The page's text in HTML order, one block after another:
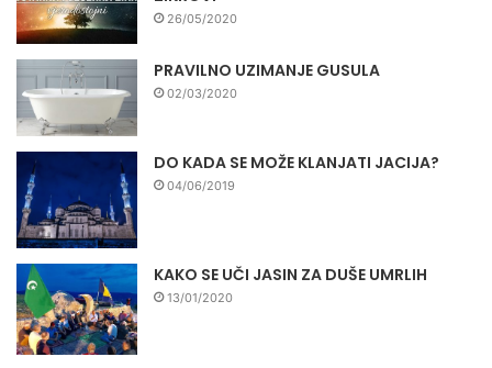
26/05/2020
PRAVILNO UZIMANJE GUSULA
02/03/2020
DO KADA SE MOŽE KLANJATI JACIJA?
04/06/2019
KAKO SE UČI JASIN ZA DUŠE UMRLIH
13/01/2020